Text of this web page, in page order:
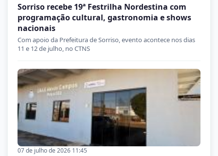
Sorriso recebe 19ª Festrilha Nordestina com
programação cultural, gastronomia e shows
nacionais
Com apoio da Prefeitura de Sorriso, evento acontece nos dias
11 e 12 de julho, no CTNS
07 de julho de 2026 11:45